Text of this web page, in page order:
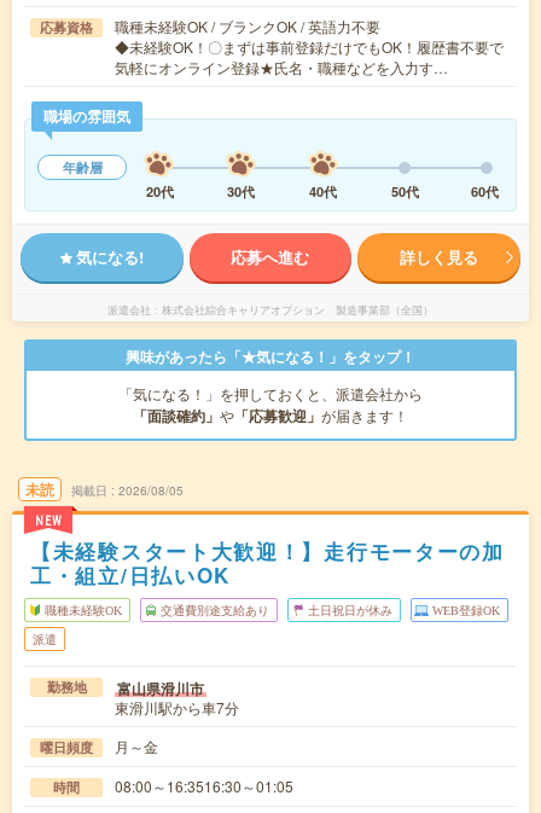
応募資格
職種未経験OK / ブランクOK / 英語力不要
◆未経験OK！〇まずは事前登録だけでもOK！履歴書不要で
気軽にオンライン登録★氏名・職種などを入力す…
職場の雰囲気
年齢層
20代
30代 40代 50代 60代
気になる! 応募へ進む 詳しく見る
派遣会社 株式会社綜合キャリアオプション 製造事業部（全国）
興味があったら「★気になる！」をタップ！
「気になる！」を押しておくと、派遣会社から
「面談確約」 や 「応募歓迎」 が届きます！
未読
NEW
掲載日 2026/08/05
【未経験スタート大歓迎！】走行モーターの加
工・組立/日払いOK
職種未経験OK 交通費別途支給あり 土日祝日が休み WEB登録OK
派遣
勤務地 富山県滑川市
東滑川駅から車7分
曜日頻度 月～金
時間 08:00～16:3516:30～01:05